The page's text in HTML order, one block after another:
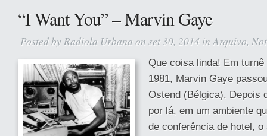
“I Want You” – Marvin Gaye
Posted by Radiola Urbana on set 30, 2014 inArquivo,
Que coisa linda! Em
1981, Marvin Gaye
Ostend (Bélgica). Depois
por lá, em um ambiente
de conferência de hotel,